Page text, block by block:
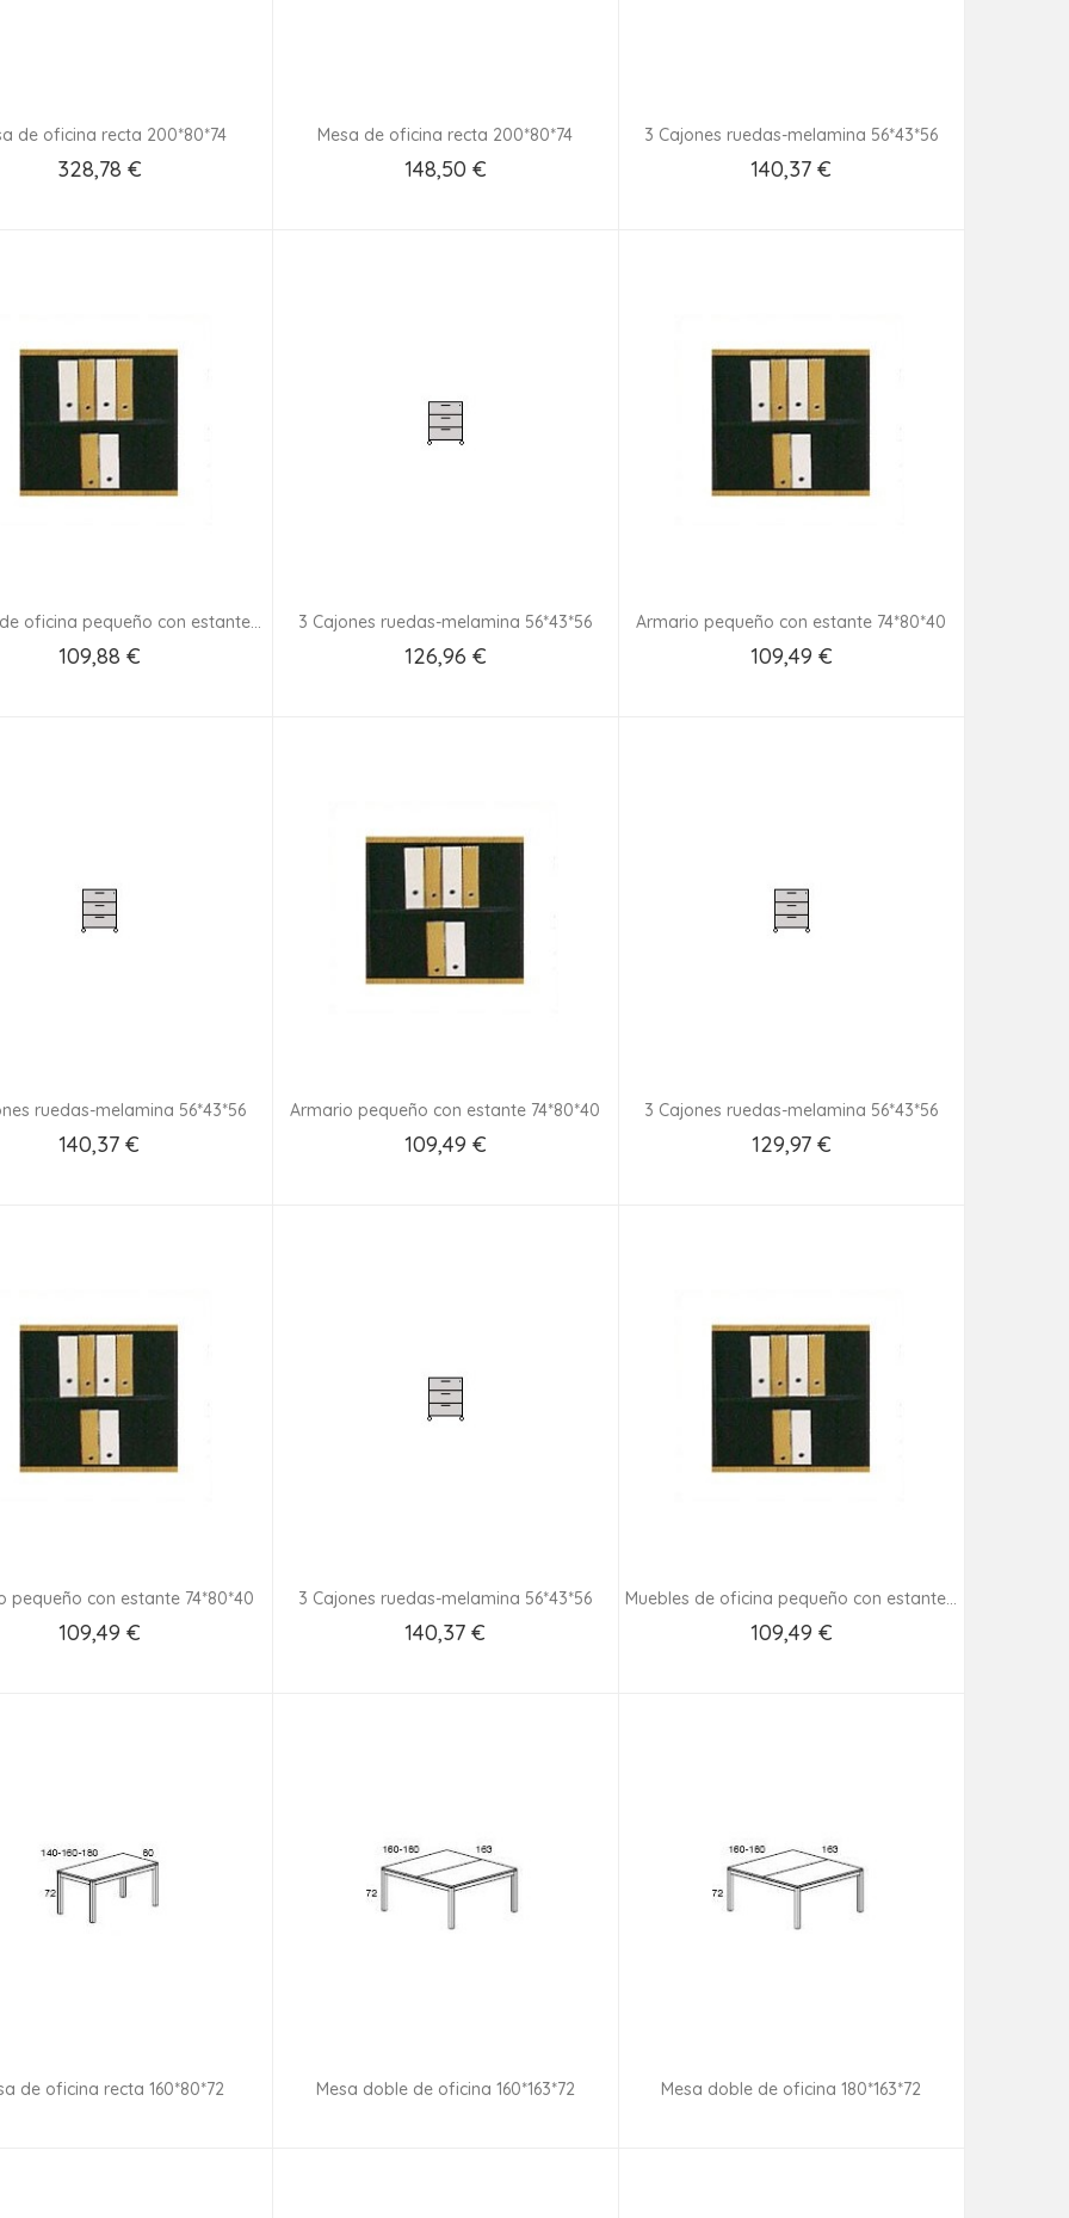
de oficina recta 200*80*74
328,78 €
Mesa de oficina recta 200*80*74
148,50 €
3 Cajones ruedas-melamina 56*43*56
140,37 €
oficina pequeño con estante...
109,88 €
3 Cajones ruedas-melamina 56*43*56
126,96 €
Armario pequeño con estante 74*80*40
109,49 €
ruedas-melamina 56*43*56
140,37 €
Armario pequeño con estante 74*80*40
109,49 €
3 Cajones ruedas-melamina 56*43*56
129,97 €
pequeño con estante 74*80*40
109,49 €
3 Cajones ruedas-melamina 56*43*56
140,37 €
Muebles de oficina pequeño con estante...
109,49 €
de oficina recta 160*80*72 Mesa doble de oficina 160*163*72 Mesa doble de oficina 180*163*72